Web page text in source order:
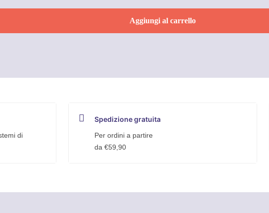
Aggiungi al carrello
di
Spedizione gratuita
Per ordini a partire
da €59,90